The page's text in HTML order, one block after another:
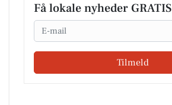
Få lokale nyheder GRATIS
Email
Tilmeld